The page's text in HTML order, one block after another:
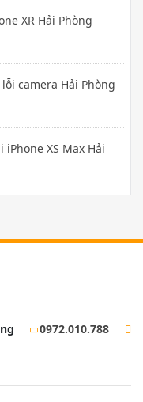
XR Hải Phòng
camera Hải Phòng
XS Max Hải
0972.010.788